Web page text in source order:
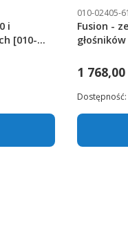
i
[010-
010-02405-61
Fusion -
1 768,00